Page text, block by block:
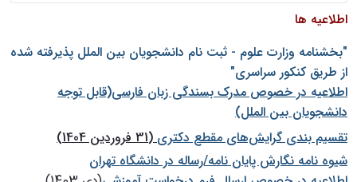
اطلاعیه ها
"بخشنامه وزارت علوم - ثبت نام دانشجويان بين الملل پذيرفته شده
از طريق كنكور سراسری"
اطلاعیه در خصوص مدرک بسندگی زبان فارسی(قابل توجه
دانشجویان بین الملل)
تقسیم بندی گرایش‌های مقطع دکتری(31 فروردین 1404)
شيوه نامه نگارش پايان نامه/رساله در دانشگاه تهران